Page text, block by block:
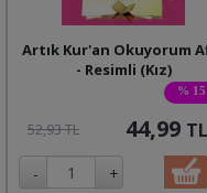
% 15
Artık Kur'an Okuyorum
- Resimli (Kız)
52,93 TL 44,99 TL